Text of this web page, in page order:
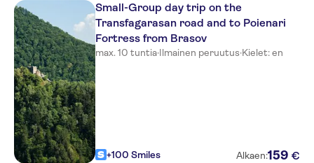
Grand Hotel Belvedere
Bella Muzica
Hotel Kolping
Classic Inn Hotel
Palace 4
Kronwell Hotel
Small-Group day trip on the
Transfagarasan road and to Poienari
Fortress from Brasov
max. 10 tuntia·Ilmainen peruutus·Kielet: en
+100 Smiles Alkaen:159 €